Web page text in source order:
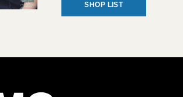
SHOP LIST